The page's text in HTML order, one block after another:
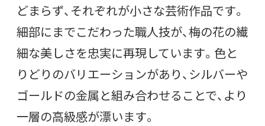
どまらず、それぞれが小さな芸術作品です。
細部にまでこだわった職人技が、梅の花の繊
細な美しさを忠実に再現しています。色と
りどりのバリエーションがあり、シルバーや
ゴールドの金属と組み合わせることで、より
一層の高級感が漂います。